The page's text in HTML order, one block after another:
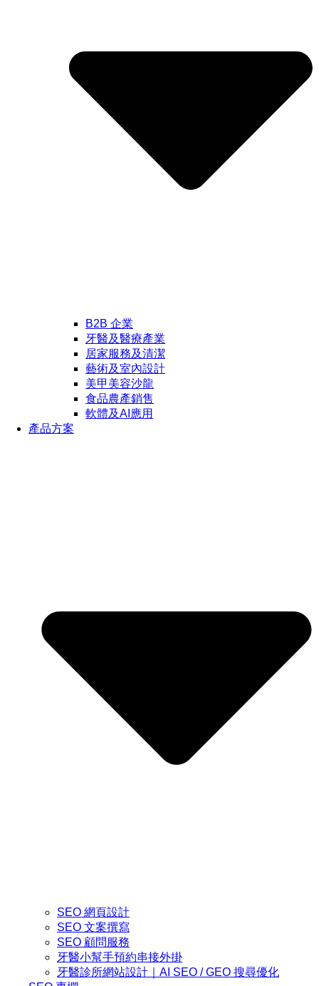
B2B 企業
牙醫及醫療產業
居家服務及清潔
藝術及室內設計
美甲美容沙龍
食品農產銷售
軟體及AI應用
產品方案
SEO 網頁設計
SEO 文案撰寫
SEO 顧問服務
牙醫小幫手預約串接外掛
牙醫診所網站設計｜AI SEO / GEO 搜尋優化